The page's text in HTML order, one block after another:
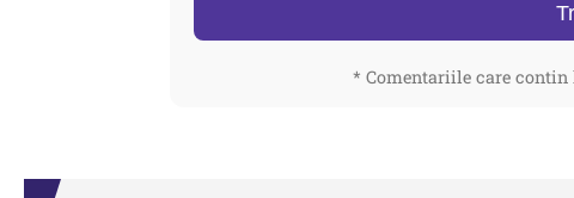
* Comentariile care